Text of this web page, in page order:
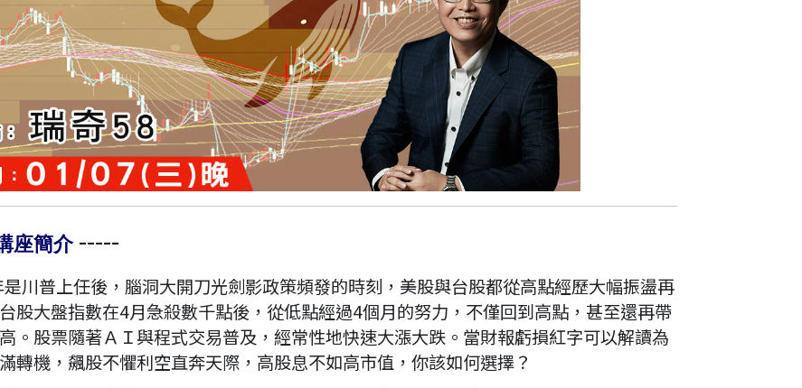
座簡介-----
川普上任後，腦洞大開刀光劍影政策頻發的時刻，美股與台股都從高點經歷大幅振盪再
股大盤指數在4月急殺數千點後，從低點經過4個月的努力，不僅回到高點，甚至還再帶
。股票隨著ＡＩ與程式交易普及，經常性地快速大漲大跌。當財報虧損紅字可以解讀為
轉機，飆股不懼利空直奔天際，高股息不如高市值，你該如何選擇？